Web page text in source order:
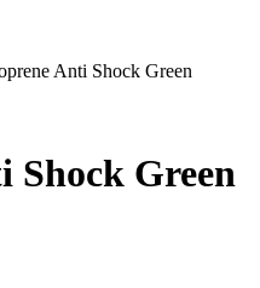
Anti Shock Green
Shock Green